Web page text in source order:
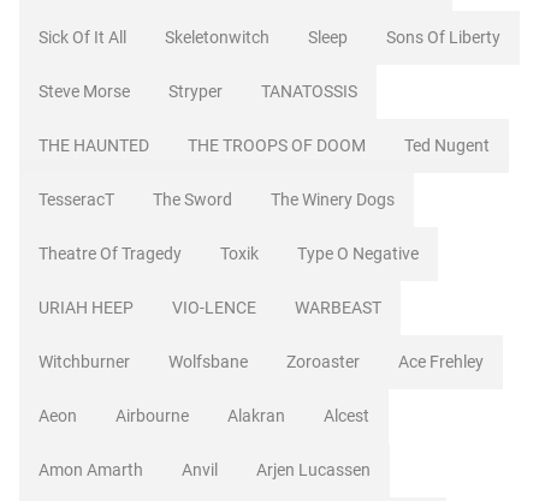
Sick Of It All Skeletonwitch Sleep Sons Of Liberty
Steve Morse Stryper TANATOSSIS
THE HAUNTED THE TROOPS OF DOOM Ted Nugent
TesseracT The Sword The Winery Dogs
Theatre Of Tragedy Toxik Type O Negative
URIAH HEEP VIO-LENCE WARBEAST
Witchburner Wolfsbane Zoroaster Ace Frehley
Aeon Airbourne Alakran Alcest
Amon Amarth Anvil Arjen Lucassen